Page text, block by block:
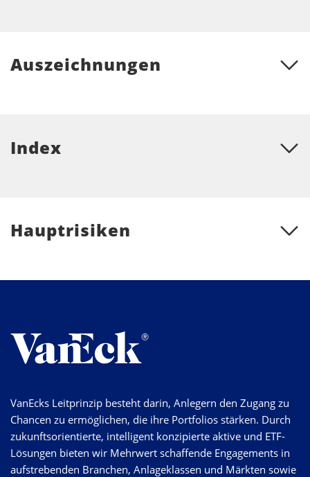
Auszeichnungen
Index
Hauptrisiken
VanEcks Leitprinzip besteht darin, Anlegern den Zugang zu
Chancen zu ermöglichen, die ihre Portfolios stärken. Durch
zukunftsorientierte, intelligent konzipierte aktive und ETF-
Lösungen bieten wir Mehrwert schaffende Engagements in
aufstrebenden Branchen, Anlageklassen und Märkten sowie